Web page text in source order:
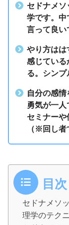
セドナメ
学です。中
言って良い
やり方はは
感じている
る。シンプ
自分の感
勇気が一
セミナー
（※回し者
目次
セドナメソ
理学のテク